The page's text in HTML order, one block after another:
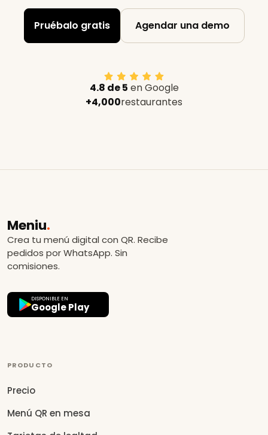
Pruébalo gratis Agendar una demo
4.8 de 5 en Google
+4,000restaurantes
Meniu.
Crea tu menú digital con QR. Recibe
pedidos por WhatsApp. Sin
comisiones.
DISPONIBLE EN
Google Play
PRODUCTO
Precio
Menú QR en mesa